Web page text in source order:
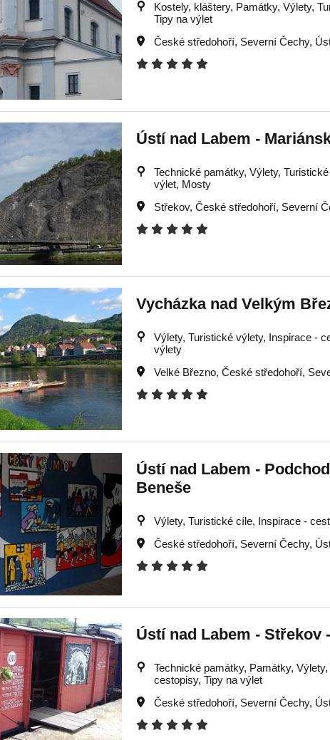
Kostely, kláštery, Památky, Výlety,
Tipy na výlet
České středohoří, Severní Čechy,
Ústí nad Labem -
Technické památky, Výlety,
výlet, Mosty
Střekov, České středohoří, Severní
Vycházka nad Velkým
Výlety, Turistické výlety, Inspirace -
výlety
Velké Březno, České středohoří,
Ústí nad Labem -
Beneše
Výlety, Turistické cíle, Inspirace -
České středohoří, Severní Čechy,
Ústí nad Labem - Střekov
Technické památky, Památky,
cestopisy, Tipy na výlet
České středohoří, Severní Čechy,